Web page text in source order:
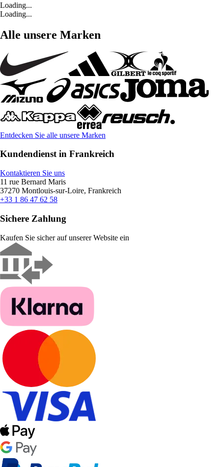
Loading...
Loading...
Alle unsere Marken
Entdecken Sie alle unsere Marken
Kundendienst in Frankreich
Kontaktieren Sie uns
11 rue Bernard Maris
37270 Montlouis-sur-Loire, Frankreich
+33 1 86 47 62 58
Sichere Zahlung
Kaufen Sie sicher auf unserer Website ein